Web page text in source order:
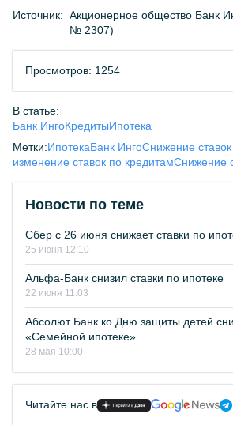
Источник: Акционерное общество Банк
№ 2307)
Просмотров: 1254
В статье:
Банк ИнгоКредитыИпотека
Метки:ИпотекаБанк ИнгоСнижение
изменение ставок по кредитамСнижение
Новости по теме
Сбер с 26 июня снижает ставки по
25 июня 12:10
Альфа-Банк снизил ставки по ипотеке
22 июня 11:03
Абсолют Банк ко Дню защиты детей
«Семейной ипотеке»
28 мая 10:00
Читайте нас в